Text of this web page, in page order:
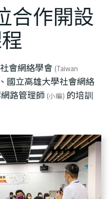
合作開設
會網絡學會 (Taiwan
、國立高雄大學社會網絡
路管理師 (小編) 的培訓